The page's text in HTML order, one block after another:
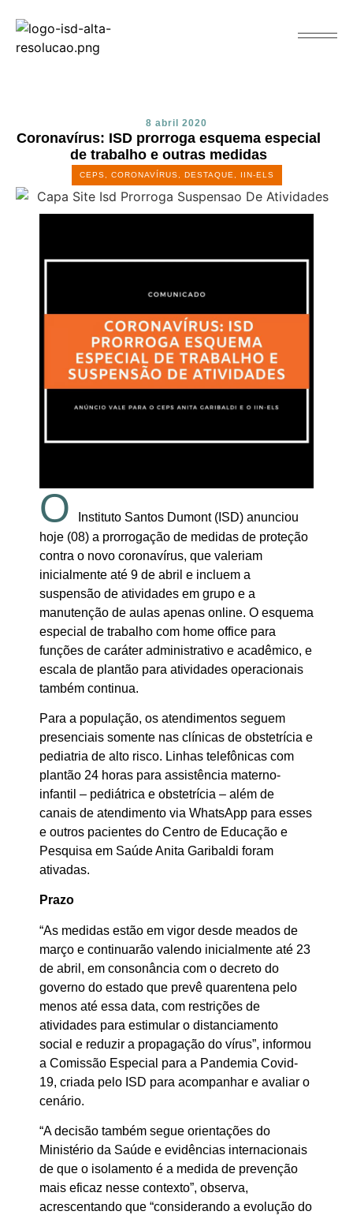
8 abril 2020
Coronavírus: ISD prorroga esquema especial
de trabalho e outras medidas
CEPS CORONAVÍRUS DESTAQUE IIN-ELS
O
Instituto Santos Dumont (ISD) anunciou
hoje (08) a prorrogação de medidas de proteção
contra o novo coronavírus, que valeriam
inicialmente até 9 de abril e incluem a
suspensão de atividades em grupo e a
manutenção de aulas apenas online. O esquema
especial de trabalho com home office para
funções de caráter administrativo e acadêmico, e
escala de plantão para atividades operacionais
também continua.
Para a população, os atendimentos seguem
presenciais somente nas clínicas de obstetrícia e
pediatria de alto risco. Linhas telefônicas com
plantão 24 horas para assistência materno-
infantil – pediátrica e obstetrícia – além de
canais de atendimento via WhatsApp para esses
e outros pacientes do Centro de Educação e
Pesquisa em Saúde Anita Garibaldi foram
ativadas.
Prazo
“As medidas estão em vigor desde meados de
março e continuarão valendo inicialmente até 23
de abril, em consonância com o decreto do
governo do estado que prevê quarentena pelo
menos até essa data, com restrições de
atividades para estimular o distanciamento
social e reduzir a propagação do vírus”, informou
a Comissão Especial para a Pandemia Covid-
19, criada pelo ISD para acompanhar e avaliar o
cenário.
“A decisão também segue orientações do
Ministério da Saúde e evidências internacionais
de que o isolamento é a medida de prevenção
mais eficaz nesse contexto”, observa,
acrescentando que “considerando a evolução do